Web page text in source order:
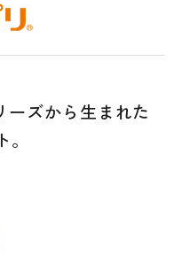
ズから生まれた